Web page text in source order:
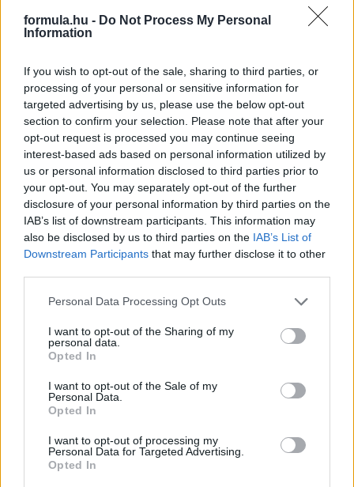
formula.hu - Do Not Process My Personal
Information
If you wish to opt-out of the sale, sharing to third parties, or
processing of your personal or sensitive information for
targeted advertising by us, please use the below opt-out
section to confirm your selection. Please note that after your
opt-out request is processed you may continue seeing
interest-based ads based on personal information utilized by
us or personal information disclosed to third parties prior to
your opt-out. You may separately opt-out of the further
disclosure of your personal information by third parties on the
IAB’s list of downstream participants. This information may
also be disclosed by us to third parties on the IAB’s List of
Downstream Participants that may further disclose it to other
Please note that this website/app uses one or more Google
not limited to your visit or usage behaviour. You may click to
grant or deny consent to Google and its third-party tags to
use your data for below specified purposes in below Google
consent section.
Personal Data Processing Opt Outs
I want to opt-out of the Sharing of my
personal data.
Opted In
I want to opt-out of the Sale of my
Personal Data.
Opted In
I want to opt-out of processing my
Personal Data for Targeted Advertising.
Opted In
3 órája
Sajtó: Az Aston Martintól érkezik Lambiase utódja a Red
Bullhoz?
Óriási bevétel-visszaesést könyvelhetett el az F1 a
második negyedévben